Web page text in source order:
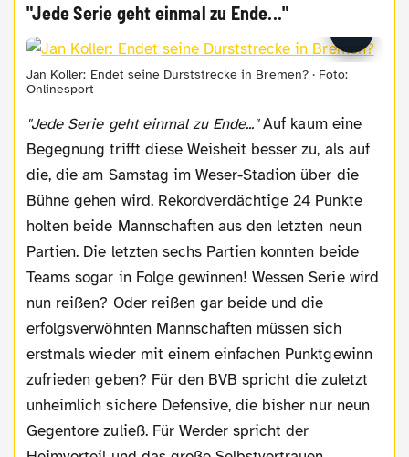
"Jede Serie geht einmal zu Ende..."
Jan Koller: Endet seine Durststrecke in Bremen? · Foto:
Onlinesport
"Jede Serie geht einmal zu Ende..."Auf kaum eine
Begegnung trifft diese Weisheit besser zu, als auf
die, die am Samstag im Weser-Stadion über die
Bühne gehen wird. Rekordverdächtige 24 Punkte
holten beide Mannschaften aus den letzten neun
Partien. Die letzten sechs Partien konnten beide
Teams sogar in Folge gewinnen! Wessen Serie wird
nun reißen? Oder reißen gar beide und die
erfolgsverwöhnten Mannschaften müssen sich
erstmals wieder mit einem einfachen Punktgewinn
zufrieden geben? Für den BVB spricht die zuletzt
unheimlich sichere Defensive, die bisher nur neun
Gegentore zuließ. Für Werder spricht der